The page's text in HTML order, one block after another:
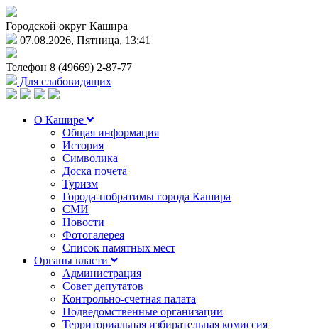
Городской округ Кашира
07.08.2026, Пятница, 13:41
Телефон 8 (49669) 2-87-77
Для слабовидящих
О Кашире
Общая информация
История
Символика
Доска почета
Туризм
Города-побратимы города Кашира
СМИ
Новости
Фотогалерея
Список памятных мест
Органы власти
Администрация
Совет депутатов
Контрольно-счетная палата
Подведомственные организации
Территориальная избирательная комиссия